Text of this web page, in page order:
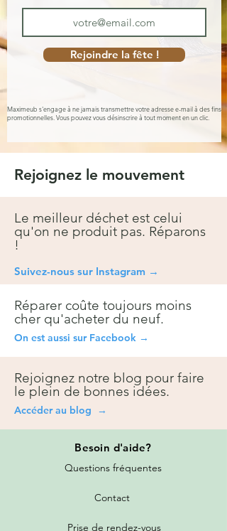
Rejoindre la fête !
Maximeub s'engage à ne jamais transmettre votre adresse e-mail à des fins
promotionnelles. Vous pouvez vous désinscrire à tout moment en un clic.
Rejoignez le mouvement
Le meilleur déchet est celui
qu'on ne produit pas. Réparons
!
Suivez-nous sur Instagram →
Réparer coûte toujours moins
cher qu'acheter du neuf.
On est aussi sur Facebook →
Rejoignez notre blog pour faire
le plein de bonnes idées.
Accéder au blog →
Besoin d'aide?
Questions fréquentes
Contact
Prise de rendez-vous